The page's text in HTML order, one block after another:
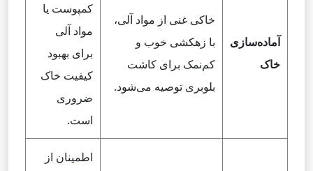
آماده‌سازی
خاک
خاکی غنی از مواد آلی،
با زهکشی خوب و
کم‌نمک برای کاشت
بلوبری توصیه می‌شود.
کمپوست یا
مواد آلی
برای بهبود
کیفیت خاک
ضروری
است.
اطمینان از